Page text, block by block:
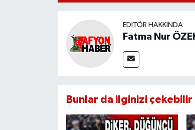
EDITÖR HAKKINDA
Fatma Nur
Bunlar da ilginizi çekebilir